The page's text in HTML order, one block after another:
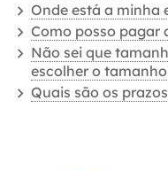
Onde está a minha
Como posso pagar
Não sei que
escolher o
Quais são os